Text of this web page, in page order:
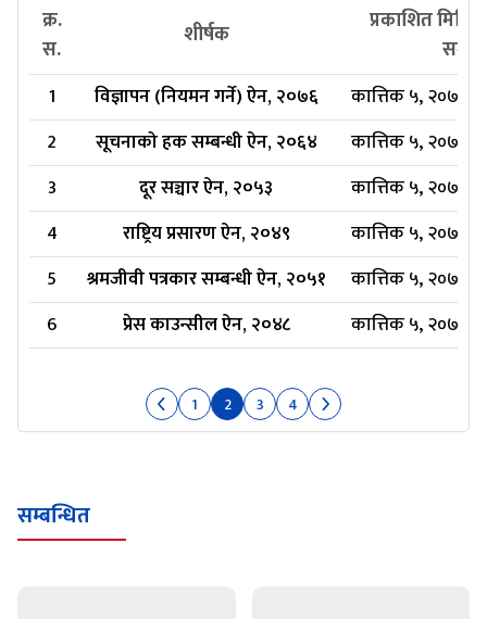
क्र.
स.
शीर्षक
प्रकाशित मिति
समय
1 विज्ञापन (नियमन गर्ने) ऐन, २०७६
कात्तिक ५, २०७७,
2
सूचनाको हक सम्बन्धी ऐन, २०६४
कात्तिक ५, २०७७,
3
दूर सञ्चार ऐन, २०५३
कात्तिक ५, २०७७,
4
राष्ट्रिय प्रसारण ऐन, २०४९
कात्तिक ५, २०७७,
5
श्रमजीवी पत्रकार सम्बन्धी ऐन, २०५१
कात्तिक ५, २०७७,
6
प्रेस काउन्सील ऐन, २०४८ कात्तिक ५, २०७७,
1 2 3 4
सम्बन्धित